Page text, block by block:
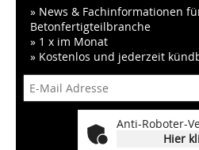
» News & Fachinformationen
Betonfertigteilbranche
» 1 x im Monat
» Kostenlos und jederzeit
Anti-Roboter-
Hier